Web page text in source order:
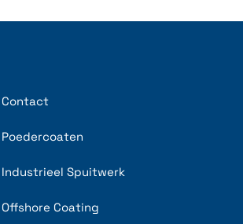
Contact
Poedercoaten
Industrieel Spuitwerk
Offshore Coating